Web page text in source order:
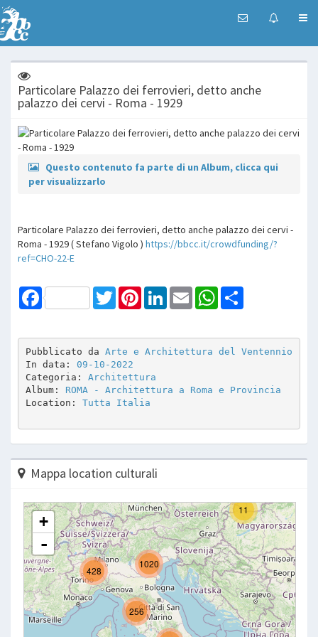
Particolare Palazzo dei ferrovieri, detto anche
palazzo dei cervi - Roma - 1929
Questo contenuto fa parte di un Album, clicca qui
per visualizzarlo
Particolare Palazzo dei ferrovieri, detto anche palazzo dei cervi -
Roma - 1929 ( Stefano Vigolo ) https://bbcc.it/crowdfunding/?
ref=CHO-22-E
Facebook TwitterPinterestLinkedInEmail WhatsApp
Pubblicato da Arte e Architettura del Ventennio
In data: 09-10-2022
Categoria: Architettura
Album: ROMA - Architettura a Roma e Provincia
Location: Tutta Italia
Mappa location culturali